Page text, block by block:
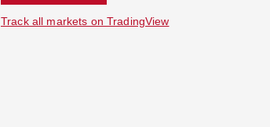
Track all markets on TradingView